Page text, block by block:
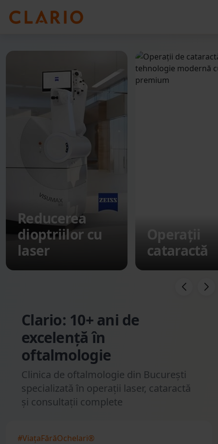
Reducerea
dioptriilor cu
laser
Operații
cataractă
Clario: 10+ ani de
excelență în
oftalmologie
Clinica de oftalmologie din București
specializată în operații laser, cataractă
și consultații complete
#ViațaFărăOchelari®